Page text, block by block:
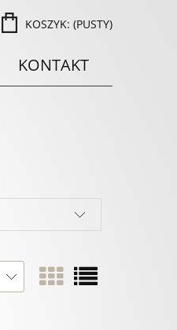
KOSZYK: (PUSTY)
KONTAKT